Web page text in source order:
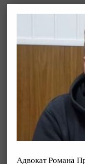
Адвокат Романа